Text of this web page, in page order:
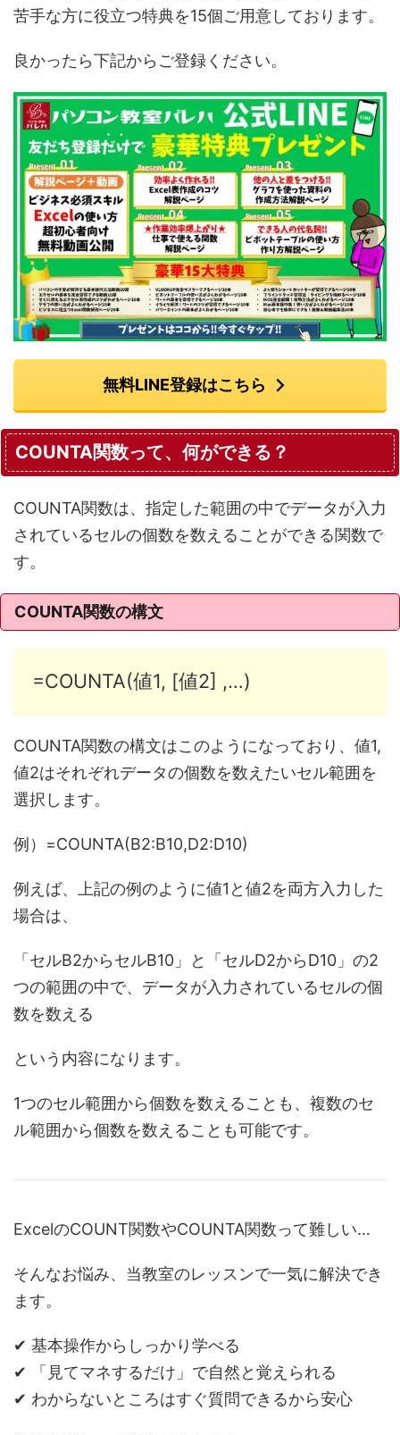
苦手な方に役立つ特典を15個ご用意しております。
良かったら下記からご登録ください。
無料LINE登録はこちら
COUNTA関数って、何ができる？
COUNTA関数は、指定した範囲の中でデータが入力
されているセルの個数を数えることができる関数で
す。
COUNTA関数の構文
=COUNTA(値1, [値2] ,…)
COUNTA関数の構文はこのようになっており、値1,
値2はそれぞれデータの個数を数えたいセル範囲を
選択します。
例）=COUNTA(B2:B10,D2:D10)
例えば、上記の例のように値1と値2を両方入力した
場合は、
「セルB2からセルB10」と「セルD2からD10」の2
つの範囲の中で、データが入力されているセルの個
数を数える
という内容になります。
1つのセル範囲から個数を数えることも、複数のセ
ル範囲から個数を数えることも可能です。
ExcelのCOUNT関数やCOUNTA関数って難しい…
そんなお悩み、当教室のレッスンで一気に解決でき
ます。
✔ 基本操作からしっかり学べる
✔ 「見てマネするだけ」で自然と覚えられる
✔ わからないところはすぐ質問できるから安心